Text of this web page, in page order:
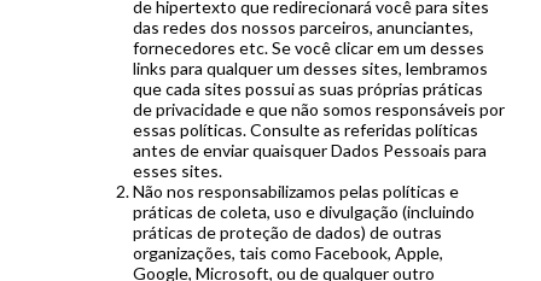
de hipertexto que redirecionará você para sites
das redes dos nossos parceiros, anunciantes,
fornecedores etc. Se você clicar em um desses
links para qualquer um desses sites, lembramos
que cada sites possui as suas próprias práticas
de privacidade e que não somos responsáveis por
essas políticas. Consulte as referidas políticas
antes de enviar quaisquer Dados Pessoais para
esses sites.
Não nos responsabilizamos pelas políticas e
práticas de coleta, uso e divulgação (incluindo
práticas de proteção de dados) de outras
organizações, tais como Facebook, Apple,
Google, Microsoft, ou de qualquer outro